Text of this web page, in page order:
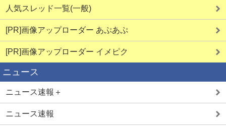
人気スレッド一覧(一般)
[PR]画像アップローダー あぷあぷ
[PR]画像アップローダー イメピク
ニュース
ニュース速報＋
ニュース速報